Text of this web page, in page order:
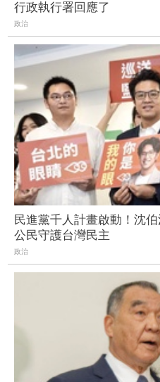
行政執行署回應了
政治
民進黨千人計畫啟動！沈
公民守護台灣民主
政治